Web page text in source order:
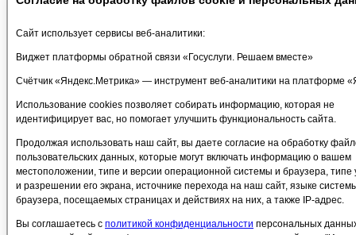
Педагогический состав
Материально-техническое обеспечение и
Стипендии и меры поддержки обучающихся
Финансово-хозяйственная деятельность
Вакантные места для приема (перевода)
Международное сотрудничество
Организация питания в образовательной
Платные услуги
Политика в отношении обработки персональных данных
Антидопинг
Расписание тренировок
ПРОТИВОДЕЙСТВИЕ ТЕРРОРИЗМУ
Часто задаваемые вопросы
Сайт использует сервисы веб-аналитики:
Виджет платформы обратной связи «Госуслуги. Решаем вместе»
Счётчик «Яндекс.Метрика» — инструмент веб-аналитики на платформе
Использование cookies позволяет собирать информацию, которая не
идентифицирует вас, но помогает улучшить функциональность сайта.
Продолжая использовать наш сайт, вы даете согласие на обработку
пользовательских данных, которые могут включать информацию о вашем
местоположении, типе и версии операционной системы и браузера, типе
и разрешении его экрана, источнике перехода на наш сайт, языке
браузера, посещаемых страницах и действиях на них, а также IP-адрес.
Вы соглашаетесь с политикой конфиденциальности персональных